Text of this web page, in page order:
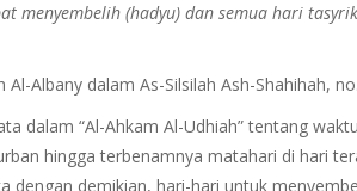
menyembelih (hadyu) dan semua hari
Albany dalam As-Silsilah Ash-Shahihah,
dalam “Al-Ahkam Al-Udhiah” tentang
hingga terbenamnya matahari di hari
dengan demikian, hari-hari untuk